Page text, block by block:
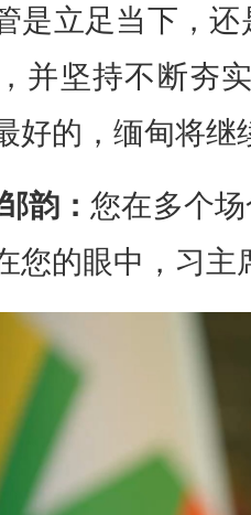
是立足当下，
并坚持不断夯
好的，缅甸将继
韵：您在多个
您的眼中，习